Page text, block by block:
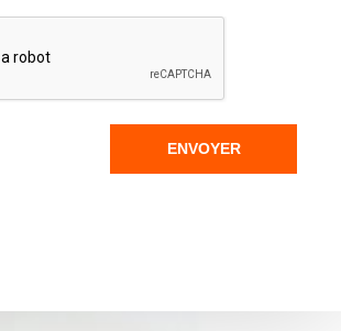
ENVOYER